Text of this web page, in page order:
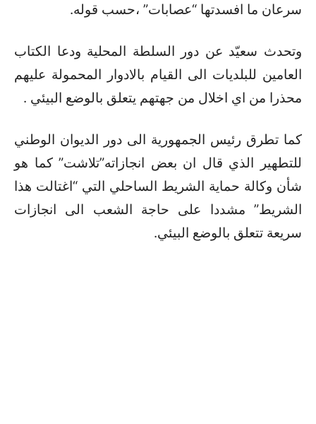
سرعان ما افسدتها “عصابات” ،حسب قوله.
وتحدث سعيّد عن دور السلطة المحلية ودعا الكتاب
العامين للبلديات الى القيام بالادوار المحمولة عليهم
محذرا من اي اخلال من جهتهم يتعلق بالوضع البيئي .
كما تطرق رئيس الجمهورية الى دور الديوان الوطني
للتطهير الذي قال ان بعض انجازاته”تلاشت” كما هو
شأن وكالة حماية الشريط الساحلي التي “اغتالت هذا
الشريط” مشددا على حاجة الشعب الى انجازات
سريعة تتعلق بالوضع البيئي.